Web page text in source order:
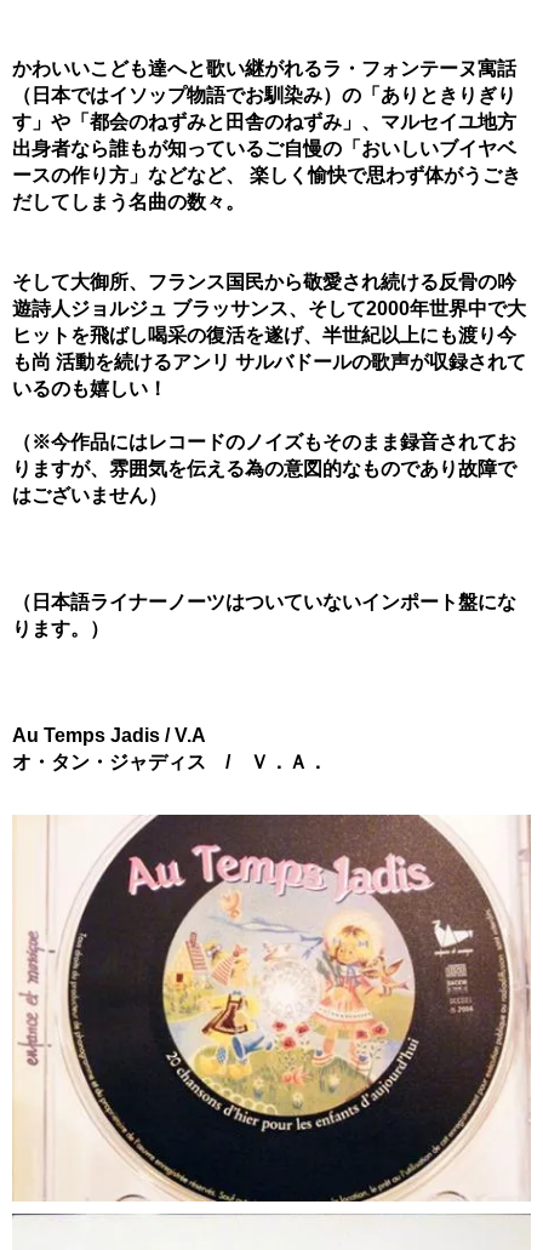
かわいいこども達へと歌い継がれるラ・フォンテーヌ寓話
（日本ではイソップ物語でお馴染み）の「ありときりぎり
す」や「都会のねずみと田舎のねずみ」、マルセイユ地方
出身者なら誰もが知っているご自慢の「おいしいブイヤベ
ースの作り方」などなど、 楽しく愉快で思わず体がうごき
だしてしまう名曲の数々。
そして大御所、フランス国民から敬愛され続ける反骨の吟
遊詩人ジョルジュ ブラッサンス、そして2000年世界中で大
ヒットを飛ばし喝采の復活を遂げ、半世紀以上にも渡り今
も尚 活動を続けるアンリ サルバドールの歌声が収録されて
いるのも嬉しい！
（※今作品にはレコードのノイズもそのまま録音されてお
りますが、雰囲気を伝える為の意図的なものであり故障で
はございません）
（日本語ライナーノーツはついていないインポート盤にな
ります。）
Au Temps Jadis / V.A
オ・タン・ジャディス / Ｖ．Ａ．